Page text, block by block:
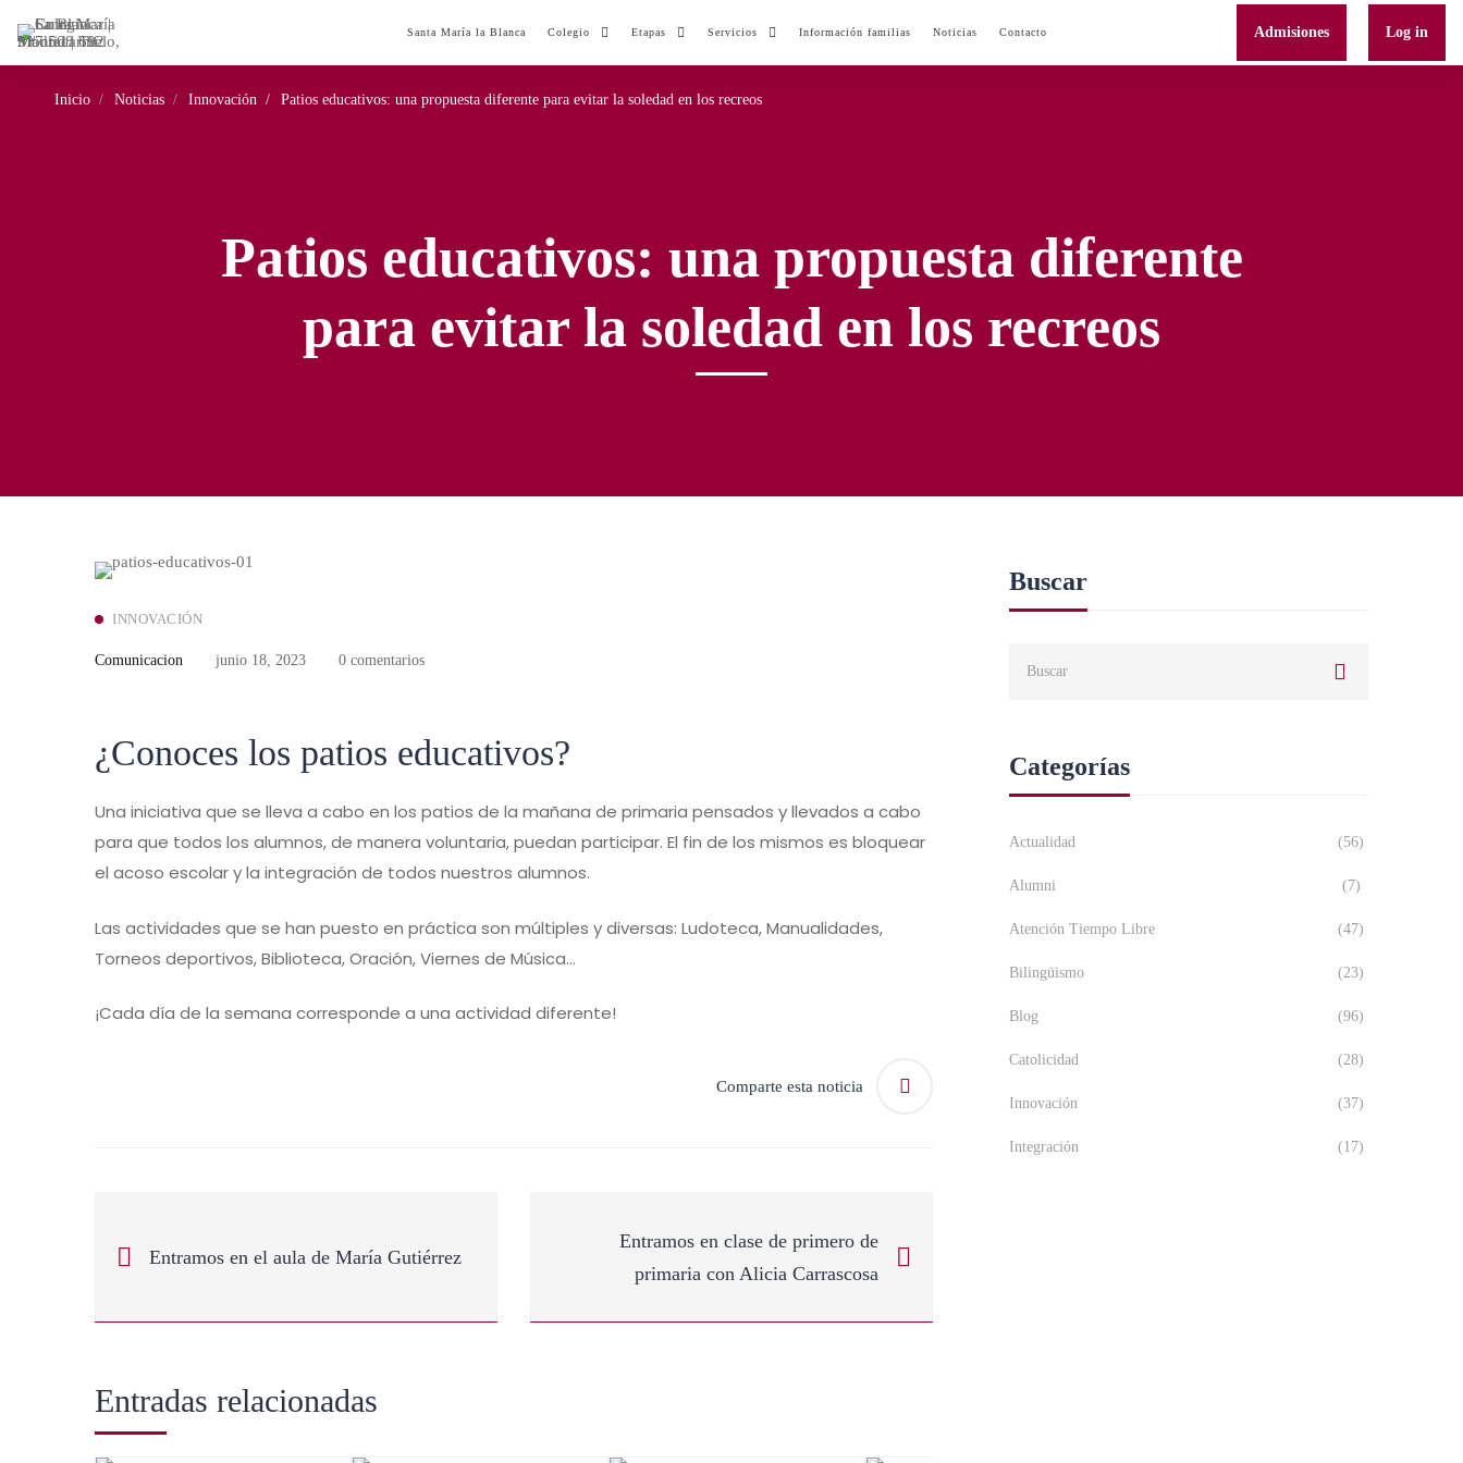
Santa María la Blanca Colegio Etapas Servicios Información familias Noticias Contacto Admisiones Log in
Inicio Noticias Innovación Patios educativos: una propuesta diferente para evitar la soledad en los recreos
Patios educativos: una propuesta diferente
para evitar la soledad en los recreos
INNOVACIÓN
Comunicacion junio 18, 2023 0 comentarios
¿Conoces los patios educativos?
Una iniciativa que se lleva a cabo en los patios de la mañana de primaria pensados y llevados a cabo
para que todos los alumnos, de manera voluntaria, puedan participar. El fin de los mismos es bloquear
el acoso escolar y la integración de todos nuestros alumnos.
Las actividades que se han puesto en práctica son múltiples y diversas: Ludoteca, Manualidades,
Torneos deportivos, Biblioteca, Oración, Viernes de Música…
¡Cada día de la semana corresponde a una actividad diferente!
Comparte esta noticia
Entramos en el aula de María Gutiérrez
Entramos en clase de primero de
primaria con Alicia Carrascosa
Entradas relacionadas
Buscar
Categorías
Actualidad (56)
Alumni (7)
Atención Tiempo Libre (47)
Bilingüismo (23)
Blog (96)
Catolicidad (28)
Innovación (37)
Integración (17)